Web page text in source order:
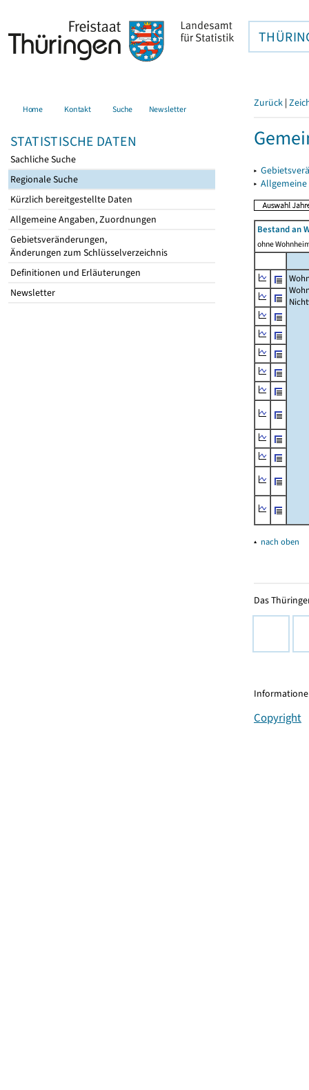
Home Kontakt Suche Newsletter
STATISTISCHE DATEN
Sachliche Suche
Regionale Suche
Kürzlich bereitgestellte Daten
Allgemeine Angaben, Zuordnungen
Gebietsveränderungen,
Änderungen zum Schlüsselverzeichnis
Definitionen und Erläuterungen
Newsletter
Zurück |
▸
▸
Bestand an
ohne
▴ nach oben
Das
Copyright